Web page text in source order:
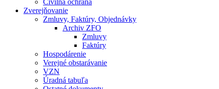
Civilná ochrana
Zverejňovanie
Zmluvy, Faktúry, Objednávky
Archiv ZFO
Zmluvy
Faktúry
Hospodárenie
Verejné obstarávanie
VZN
Úradná tabuľa